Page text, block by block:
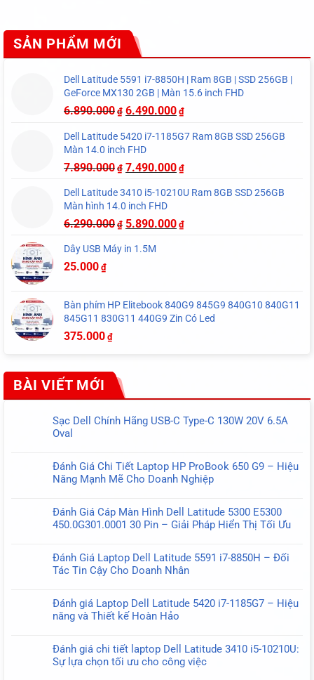
SẢN PHẨM MỚI
Dell Latitude 5591 i7-8850H | Ram 8GB | SSD 256GB |
GeForce MX130 2GB | Màn 15.6 inch FHD
6.890.000 ₫ 6.490.000 ₫
Dell Latitude 5420 i7-1185G7 Ram 8GB SSD 256GB
Màn 14.0 inch FHD
7.890.000 ₫ 7.490.000 ₫
Dell Latitude 3410 i5-10210U Ram 8GB SSD 256GB
Màn hình 14.0 inch FHD
6.290.000 ₫ 5.890.000 ₫
Dây USB Máy in 1.5M
25.000 ₫
Bàn phím HP Elitebook 840G9 845G9 840G10 840G11
845G11 830G11 440G9 Zin Có Led
375.000 ₫
BÀI VIẾT MỚI
Sạc Dell Chính Hãng USB-C Type-C 130W 20V 6.5A
Oval
bình
luận
Sạc
Dell
USB-
C
C
130W
20V
Oval
Đánh Giá Chi Tiết Laptop HP ProBook 650 G9 – Hiệu
Năng Mạnh Mẽ Cho Doanh Nghiệp
bình
luận
Đánh
Giá
Laptop
HP
650
G9
–
Đánh Giá Cáp Màn Hình Dell Latitude 5300 E5300
450.0G301.0001 30 Pin – Giải Pháp Hiển Thị Tối Ưu
bình
luận
Đánh
Giá
Hình
Dell
Đánh Giá Laptop Dell Latitude 5591 i7-8850H – Đối
Tác Tin Cậy Cho Doanh Nhân
bình
luận
Đánh
Giá
Laptop
Đánh giá Laptop Dell Latitude 5420 i7-1185G7 – Hiệu
năng và Thiết kế Hoàn Hảo
bình
luận
Đánh giá chi tiết laptop Dell Latitude 3410 i5-10210U:
Sự lựa chọn tối ưu cho công việc